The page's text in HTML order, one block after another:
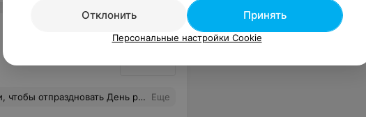
создавала атмосферу теплоты. Официант Дарья одаривала всех гостей постоянным вниманием. Спасибо огромное за удачный праздник, в том числе команде! Желаю вам процветания и благодарных богатых клиентов! С удовольствием буду рекомендовать все своим знакомым. Еще
Отклонить
Принять
Персональные настройки Cookie